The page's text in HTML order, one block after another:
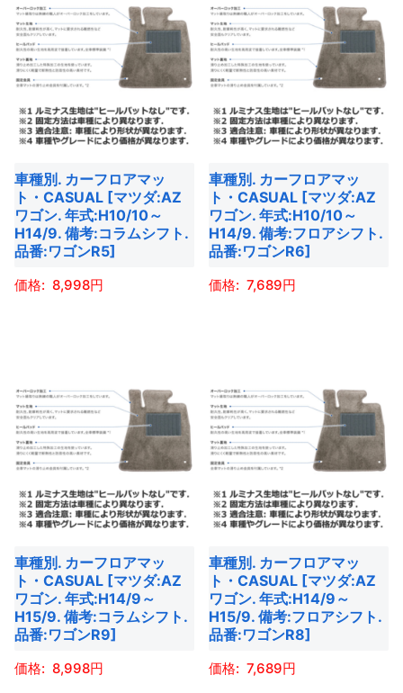
ま
す。
オ
プ
シ
ョ
は
商
品
ペ
ー
択
で
き
す
ま
す。
オ
プ
シ
ョ
は
商
品
ペ
ー
択
で
き
す
品
に
は
複
数
の
リ
エ
ー
シ
ョ
ま
す。
オ
プ
シ
ョ
は
商
品
ペ
ー
品
に
は
複
数
の
リ
エ
ー
シ
ョ
ま
す。
オ
プ
シ
ョ
は
商
品
ペ
ー
車種別. カーフロアマッ
ト・CASUAL [マツダ:AZ
ワゴン. 年式:H10/10～
H14/9. 備考:コラムシフト.
品番:ワゴンR5]
8,998
品
に
は
複
数
の
リ
エ
ー
シ
ョ
車種別. カーフロアマッ
ト・CASUAL [マツダ:AZ
ワゴン. 年式:H10/10～
H14/9. 備考:フロアシフト.
品番:ワゴンR6]
7,689
品
に
は
複
数
の
リ
エ
ー
シ
ョ
車種別. カーフロアマッ
ト・CASUAL [マツダ:AZ
ワゴン. 年式:H14/9～
H15/9. 備考:コラムシフト.
品番:ワゴンR9]
8,998
車種別. カーフロアマッ
ト・CASUAL [マツダ:AZ
ワゴン. 年式:H14/9～
H15/9. 備考:フロアシフト.
品番:ワゴンR8]
7,689